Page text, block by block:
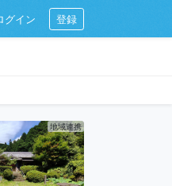
グイン 登録
地域連携